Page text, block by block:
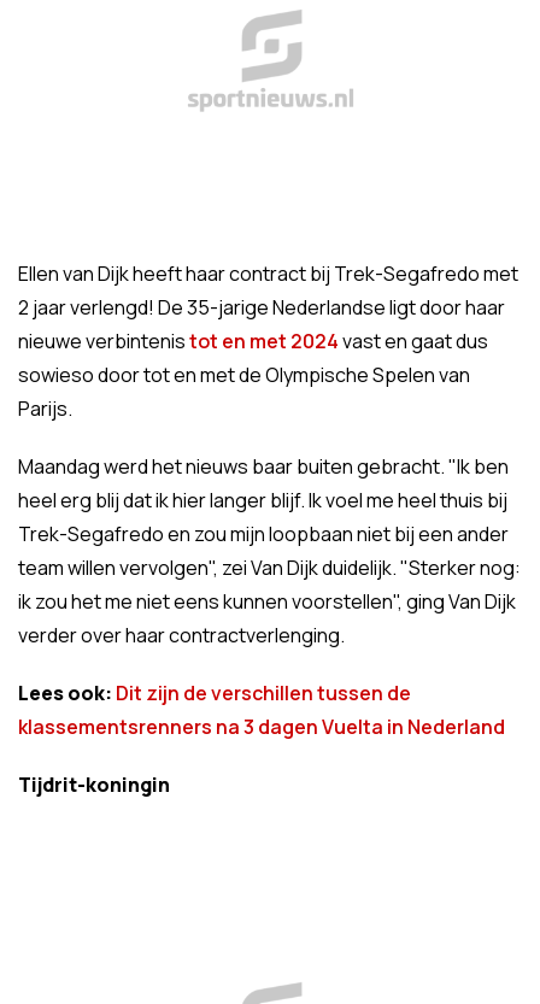
Ellen van Dijk heeft haar contract bij Trek-Segafredo met
2 jaar verlengd! De 35-jarige Nederlandse ligt door haar
nieuwe verbintenistot en met 2024vast en gaat dus
sowieso door tot en met de Olympische Spelen van
Parijs.
Maandag werd het nieuws baar buiten gebracht. "Ik ben
heel erg blij dat ik hier langer blijf. Ik voel me heel thuis bij
Trek-Segafredo en zou mijn loopbaan niet bij een ander
team willen vervolgen", zei Van Dijk duidelijk. "Sterker nog:
ik zou het me niet eens kunnen voorstellen", ging Van Dijk
verder over haar contractverlenging.
Lees ook: Dit zijn de verschillen tussen de
klassementsrenners na 3 dagen Vuelta in Nederland
Tijdrit-koningin